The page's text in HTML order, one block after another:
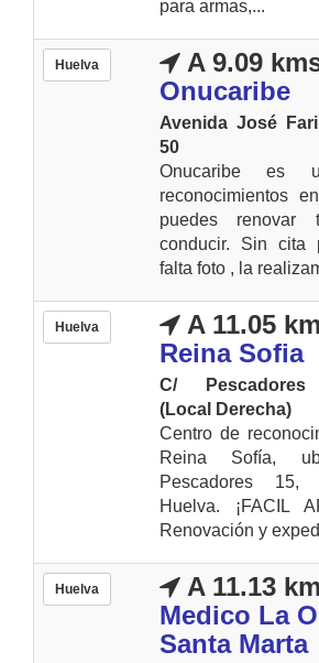
para armas,...
Huelva A 9.09
Onucaribe
Avenida José
50
Onucaribe es
reconocimientos
puedes renovar
conducir. Sin cita
falta foto , la
Huelva A 11.05
Reina Sofia
C/
(Local Derecha)
Centro de
Reina Sofía,
Pescadores 15,
Huelva. ¡FACIL
Renovación y
Huelva A 11.13
Medico La
Santa Marta